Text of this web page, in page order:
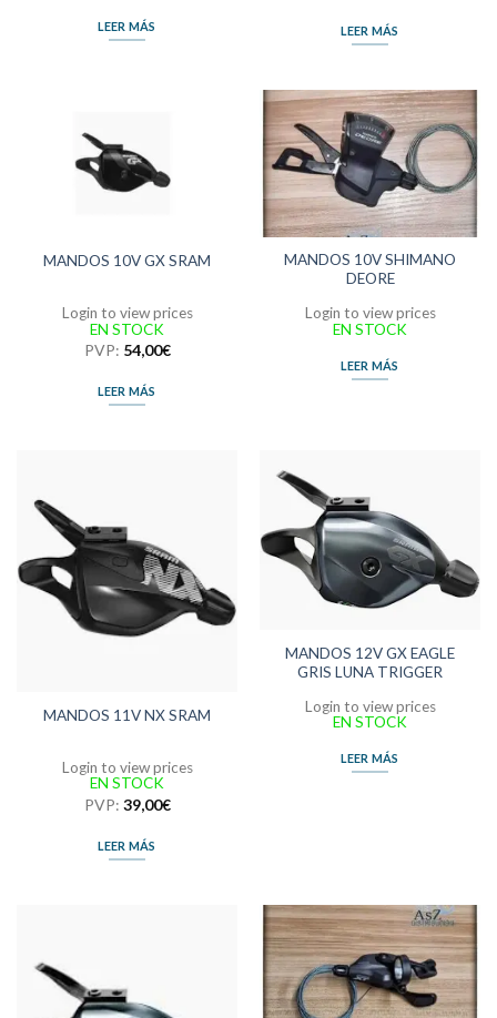
LEER MÁS LEER MÁS
MANDOS 10V GX SRAM
Login to view prices
EN STOCK
PVP: 54,00€
LEER MÁS
MANDOS 10V SHIMANO
DEORE
Login to view prices
EN STOCK
LEER MÁS
MANDOS 11V NX SRAM
Login to view prices
EN STOCK
PVP: 39,00€
LEER MÁS
MANDOS 12V GX EAGLE
GRIS LUNA TRIGGER
Login to view prices
EN STOCK
LEER MÁS